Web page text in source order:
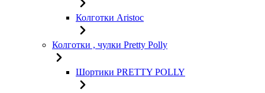
Колготки Aristoc
Колготки , чулки Pretty Polly
Шортики PRETTY POLLY